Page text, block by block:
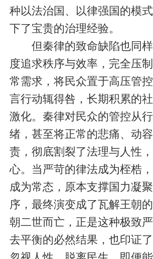
种以法治国、以律强国的模
下了宝贵的治理经验。
但秦律的致命缺陷也同样
度追求秩序与效率，完全压
常需求，将民众置于高压管
言行动辄得咎，长期积累的
激化。秦律对民众的管控从
绪，甚至将正常的悲痛、动
责，彻底割裂了法理与人性
心。当严苛的律法成为桎梏
成为常态，原本支撑国力凝
序，最终演变成了瓦解王朝
朝二世而亡，正是这种极致
去平衡的必然结果，也印证